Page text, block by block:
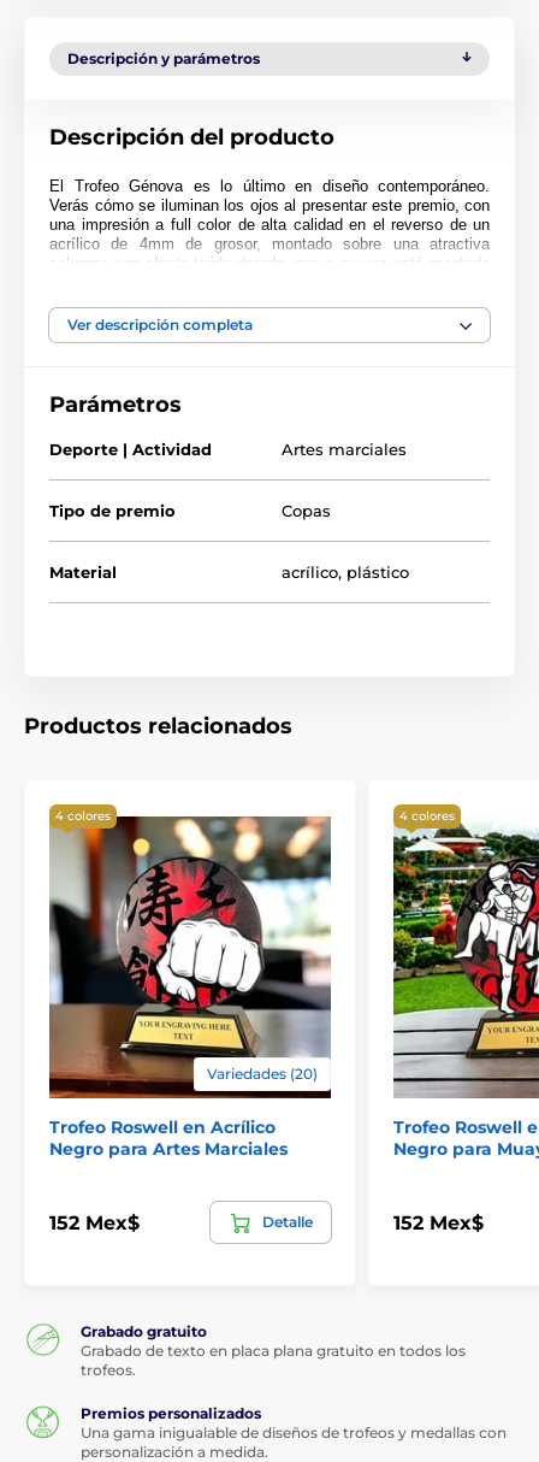
Descripción y parámetros
Descripción del producto
El Trofeo Génova es lo último en diseño contemporáneo.
Verás cómo se iluminan los ojos al presentar este premio, con
una impresión a full color de alta calidad en el reverso de un
acrílico de 4mm de grosor, montado sobre una atractiva
columna con efecto tejido dorado, que a su vez está montada
Disponible en 3 impresionantes tamaños. El trofeo también
incluye una placa autoadhesiva grabada de forma gratuita con
El producto aparece en las categorías
Trofeos de artes marciales
Trofeos de taekwondo
Ver descripción completa
Parámetros
Deporte | Actividad Artes marciales
Tipo de premio Copas
Material acrílico, plástico
Productos relacionados
4 colores
Variedades (20)
Trofeo Roswell en Acrílico
Negro para Artes Marciales
152 Mex$ Detalle
4 colores
Trofeo Roswell
Negro para
152 Mex$
Grabado gratuito
Grabado de texto en placa plana gratuito en todos los
trofeos.
Premios personalizados
Una gama inigualable de diseños de trofeos y medallas con
personalización a medida.